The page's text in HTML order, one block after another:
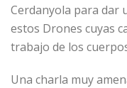
Cerdanyola para dar
estos Drones cuyas
trabajo de los
Una charla muy